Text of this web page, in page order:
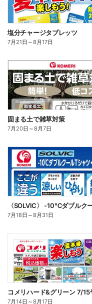
塩分チャージタブレッツ
7月21日 ～8月17日
固まる土で雑草対策
7月20日 ～8月7日
7月18日 ～8月31日
7月14日 ～8月17日